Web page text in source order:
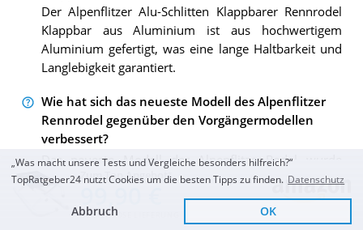
Zum Top Angebot
KOSTENLOSE LIEFERUNG
Der Alpenflitzer Alu-Schlitten Klappbarer Rennrodel
Klappbar aus Aluminium ist aus hochwertigem
Aluminium gefertigt, was eine lange Haltbarkeit und
Langlebigkeit garantiert.
Wie hat sich das neueste Modell des Alpenflitzer
Rennrodel gegenüber den Vorgängermodellen
verbessert?
Das neueste Modell der Alpenflitzer-Rodel wurde
durch den Einbau von deutlich längeren
Kunststoffkufen verbessert. Diese Verbesserung
ermöglicht ein sanfteres und schnelleres Gleiten und
„Was macht unsere Tests und Vergleiche besonders hilfreich?“
TopRatgeber24 nutzt Cookies um die besten Tipps zu finden. Datenschutz
Abbruch OK